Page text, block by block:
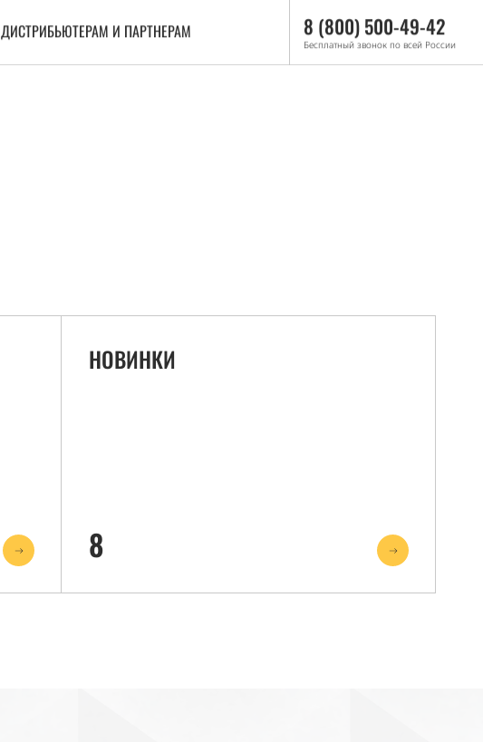
ДИСТРИБЬЮТЕРАМ И ПАРТНЕРАМ 8 (800) 500-49-42
Бесплатный звонок по всей России
НОВИНКИ
8